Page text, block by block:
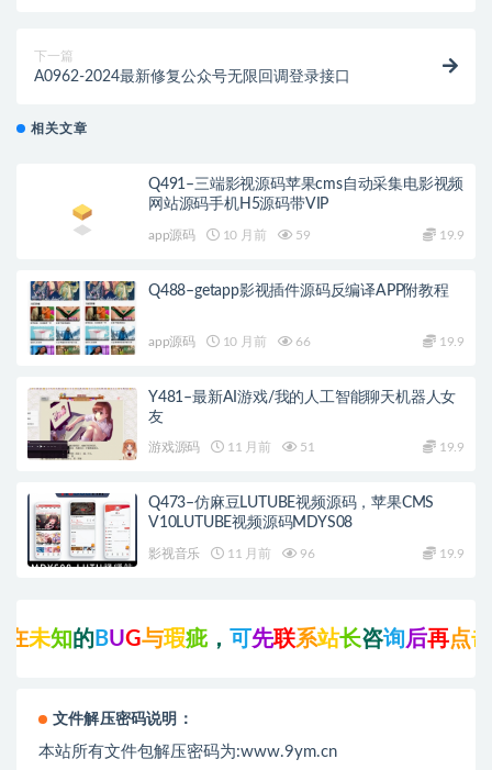
下一篇
A0962-2024最新修复公众号无限回调登录接口
相关文章
Q491–三端影视源码苹果cms自动采集电影视频
网站源码手机H5源码带VIP
app源码 10 月前 59 19.9
Q488–getapp影视插件源码反编译APP附教程
app源码 10 月前 66 19.9
Y481–最新AI游戏/我的人工智能聊天机器人女
友
游戏源码 11 月前 51 19.9
Q473–仿麻豆LUTUBE视频源码，苹果CMS
V10LUTUBE视频源码MDYS08
影视音乐 11 月前 96 19.9
知的BU G与瑕疵，可 先 联系站长咨询后再点击支
文件解压密码说明：
本站所有文件包解压密码为:www.9ym.cn